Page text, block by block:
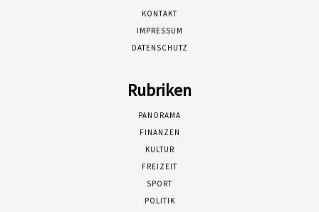
KONTAKT
IMPRESSUM
DATENSCHUTZ
Rubriken
PANORAMA
FINANZEN
KULTUR
FREIZEIT
SPORT
POLITIK